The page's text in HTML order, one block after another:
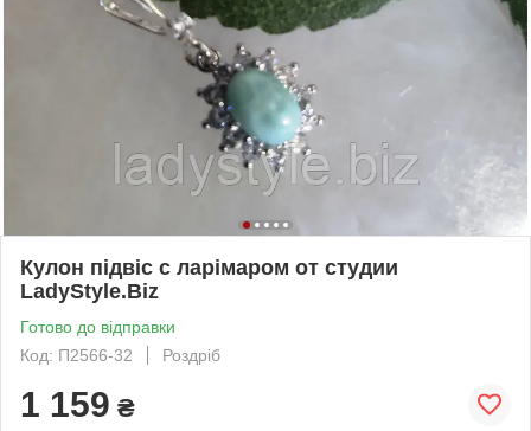
Кулон підвіс с ларімаром от студии
LadyStyle.Biz
Готово до відправки
Код: П2566-32
Роздріб
1 159 ₴